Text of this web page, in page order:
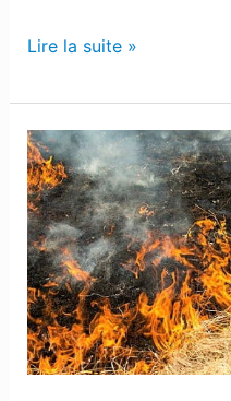
Lire la suite »
Sarrance :
Un
écobuage
se
propage
sur
environ
15